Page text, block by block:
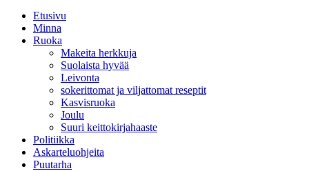
Etusivu
Minna
Ruoka
Makeita herkkuja
Suolaista hyvää
Leivonta
sokerittomat ja viljattomat reseptit
Kasvisruoka
Joulu
Suuri keittokirjahaaste
Politiikka
Askarteluohjeita
Puutarha